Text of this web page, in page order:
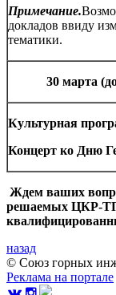
Примечание.
докладов ввиду
тематики.
30 марта
Культурная
Концерт ко Дню
Ждем ваших
решаемых ЦКР-
назад
© Союз горных
Реклама на портале